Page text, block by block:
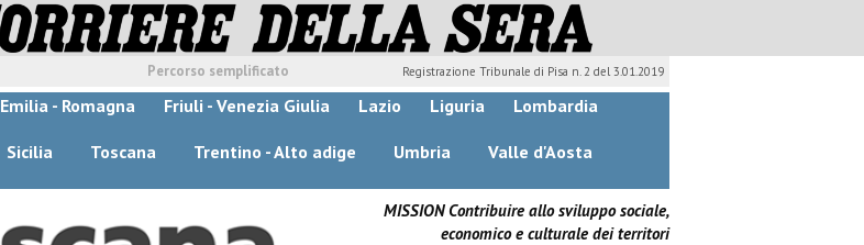
Percorso semplificato Registrazione Tribunale di Pisa n. 2 del 3.01.2019
Emilia - Romagna Friuli - Venezia Giulia Lazio Liguria
Lombardia
Sicilia Toscana Trentino - Alto adige Umbria
Valle d'Aosta
MISSION Contribuire allo sviluppo sociale,
economico e culturale dei territori